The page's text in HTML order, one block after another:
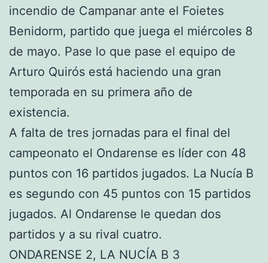
incendio de Campanar ante el Foietes
Benidorm, partido que juega el miércoles 8
de mayo. Pase lo que pase el equipo de
Arturo Quirós está haciendo una gran
temporada en su primera año de
existencia.
A falta de tres jornadas para el final del
campeonato el Ondarense es líder con 48
puntos con 16 partidos jugados. La Nucía B
es segundo con 45 puntos con 15 partidos
jugados. Al Ondarense le quedan dos
partidos y a su rival cuatro.
ONDARENSE 2, LA NUCÍA B 3